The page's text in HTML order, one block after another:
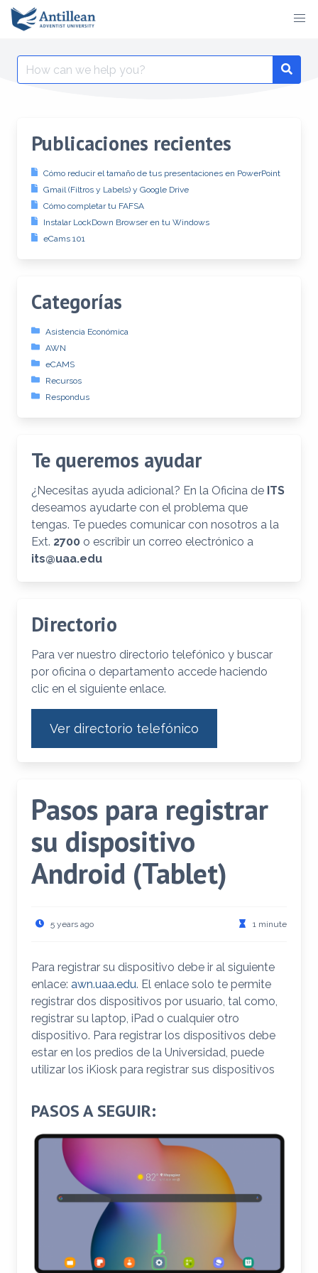
Skip
Search
for:
Publicaciones recientes
Cómo reducir el tamaño de tus presentaciones en PowerPoint
Gmail (Filtros y Labels) y Google Drive
Cómo completar tu FAFSA
Instalar LockDown Browser en tu Windows
eCams 101
Categorías
Asistencia Económica
AWN
eCAMS
Recursos
Respondus
Te queremos ayudar
¿Necesitas ayuda adicional? En la Oficina de ITS
deseamos ayudarte con el problema que
tengas. Te puedes comunicar con nosotros a la
Ext. 2700 o escribir un correo electrónico a
its@uaa.edu
Directorio
Para ver nuestro directorio telefónico y buscar
por oficina o departamento accede haciendo
clic en el siguiente enlace.
Ver directorio telefónico
Pasos para registrar
su dispositivo
Android (Tablet)
5 years ago 1 minute
Para registrar su dispositivo debe ir al siguiente
enlace: awn.uaa.edu. El enlace solo te permite
registrar dos dispositivos por usuario, tal como,
registrar su laptop, iPad o cualquier otro
dispositivo. Para registrar los dispositivos debe
estar en los predios de la Universidad, puede
utilizar los iKiosk para registrar sus dispositivos
PASOS A SEGUIR: